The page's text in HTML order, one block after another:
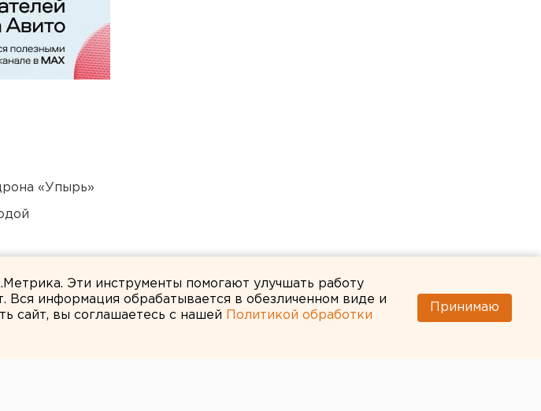
«Упырь»
Эти инструменты помогают улучшать работу
Вся информация обрабатывается в обезличенном виде и
сайт, вы соглашаетесь с нашей
Политикой обработки
Принимаю